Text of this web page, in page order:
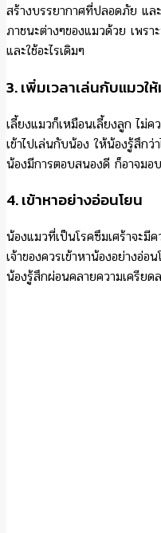
สร้างบรรยากาศที่ปลอดภัย แ
ภาชนะต่างๆของแมวด้วย เพรา
และใช้อะไรเดิมๆ
3. เพิ่มเวลาเล่นกับแมวใ
เลี้ยงแมวก็เหมือนเลี้ยงลูก ไม่
เข้าไปเล่นกับน้อง ให้น้องรู้สึก
น้องมีการตอบสนองดี ก็อาจมอ
4. เข้าหาอย่างอ่อนโยน
น้องแมวที่เป็นโรคซึมเศร้าจะมี
เจ้าของควรเข้าหาน้องอย่างอ่
น้องรู้สึกผ่อนคลายความเครียด